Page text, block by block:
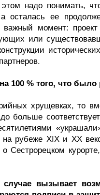
этом надо понимать,
осталась ее
момент: проект
или
100 % того, что
хрущевках, то
больше
на рубеже XIX и XX
Сестрорецком
вызывает